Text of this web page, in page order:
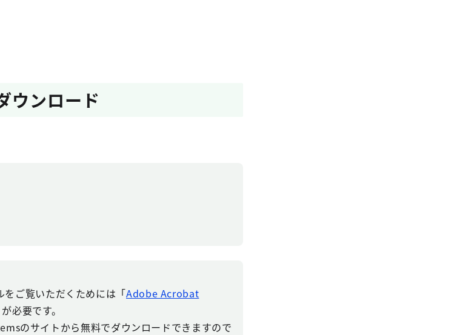
ウンロード
をご覧いただくためには「Adobe Acrobat
が必要です。
のサイトから無料でダウンロードできますので